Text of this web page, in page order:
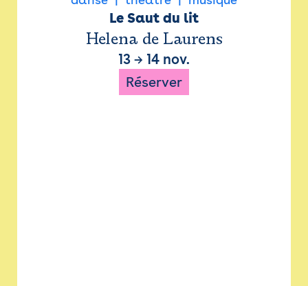
Le Saut du lit
Helena de Laurens
13 → 14 nov.
Réserver